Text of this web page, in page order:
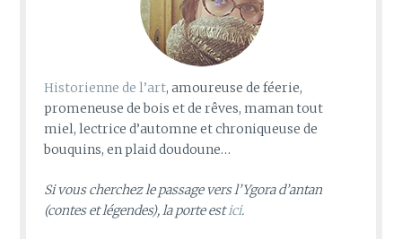
Historienne de l’art, amoureuse de féerie,
promeneuse de bois et de rêves, maman tout
miel, lectrice d’automne et chroniqueuse de
bouquins, en plaid doudoune…
Si vous cherchez le passage vers l’Ygora d’antan
(contes et légendes), la porte estici.